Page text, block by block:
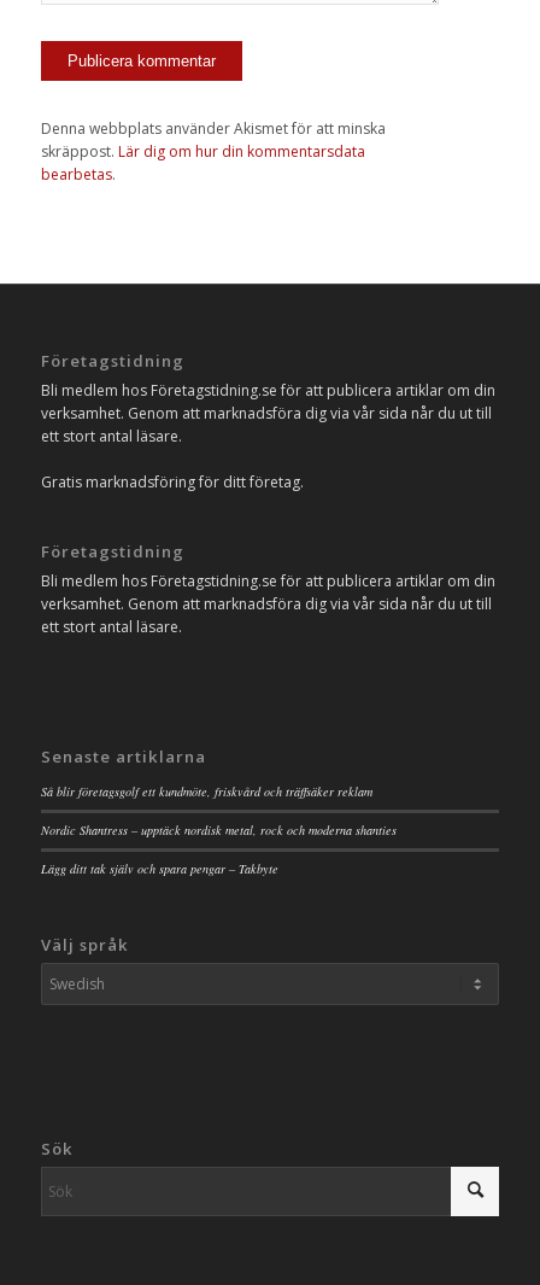
Denna webbplats använder Akismet för att minska
skräppost. Lär dig om hur din kommentarsdata
bearbetas.
Företagstidning
Bli medlem hos Företagstidning.se för att publicera artiklar om din
verksamhet. Genom att marknadsföra dig via vår sida når du ut till
ett stort antal läsare.
Gratis marknadsföring för ditt företag.
Företagstidning
Bli medlem hos Företagstidning.se för att publicera artiklar om din
verksamhet. Genom att marknadsföra dig via vår sida når du ut till
ett stort antal läsare.
Senaste artiklarna
Så blir företagsgolf ett kundmöte, friskvård och träffsäker reklam
Nordic Shantress – upptäck nordisk metal, rock och moderna shanties
Lägg ditt tak själv och spara pengar – Takbyte
Välj språk
Sök